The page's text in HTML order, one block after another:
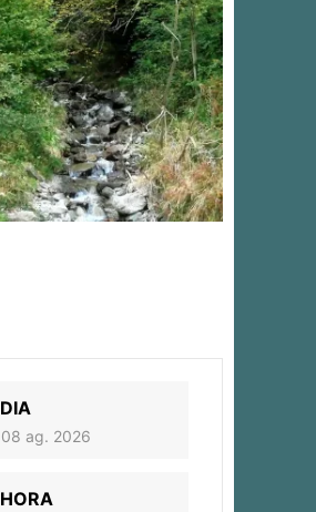
DIA
08 ag. 2026
HORA